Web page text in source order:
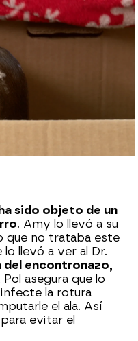
2021, 17:01
ha sido objeto de un
. Amy lo llevó a su
que no trataba este
llevó a ver al Dr.
del encontronazo,
asegura que lo
la rotura
el ala. Así
evitar el